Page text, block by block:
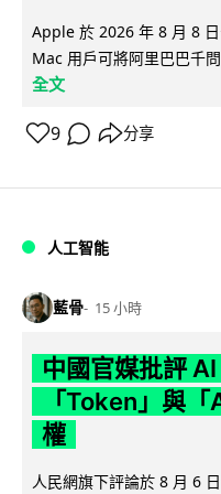
Apple 於 2026 年 8 月 8
Mac 用戶可將阿里巴巴千
全文
9 分享
人工智能
藍骨 15 小時
中國官媒批評
「Token」與
權
人民網旗下評論於 8 月 6